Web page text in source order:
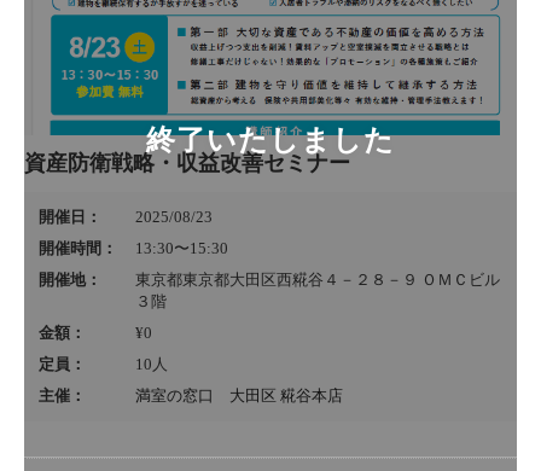
資産防衛戦略・収益改善セミナー
開催日：
2025/08/23
開催時間：
13:30〜15:30
開催地：
東京都東京都大田区西糀谷４－２８－９ ＯＭＣビル
３階
金額：
¥0
定員：
10 人
主催：
満室の窓口 大田区 糀谷本店